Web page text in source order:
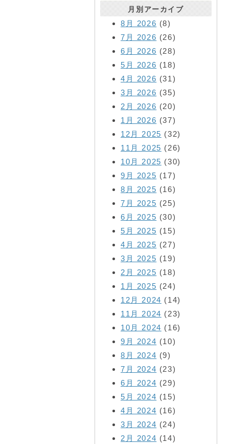
月別アーカイブ
8月 2026 (8)
7月 2026 (26)
6月 2026 (28)
5月 2026 (18)
4月 2026 (31)
3月 2026 (35)
2月 2026 (20)
1月 2026 (37)
12月 2025 (32)
11月 2025 (26)
10月 2025 (30)
9月 2025 (17)
8月 2025 (16)
7月 2025 (25)
6月 2025 (30)
5月 2025 (15)
4月 2025 (27)
3月 2025 (19)
2月 2025 (18)
1月 2025 (24)
12月 2024 (14)
11月 2024 (23)
10月 2024 (16)
9月 2024 (10)
8月 2024 (9)
7月 2024 (23)
6月 2024 (29)
5月 2024 (15)
4月 2024 (16)
3月 2024 (24)
2月 2024 (14)